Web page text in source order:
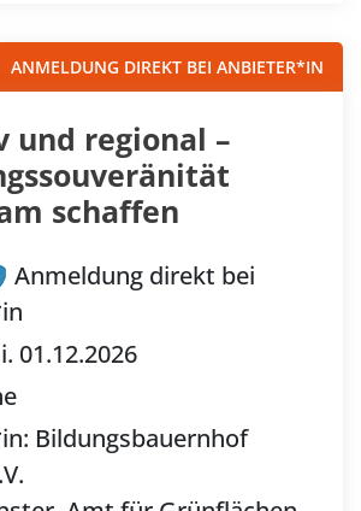
ANMELDUNG DIREKT BEI ANBIETER*IN
und regional –
schaffen
Anmeldung direkt bei
01.12.2026
Bildungsbauernhof